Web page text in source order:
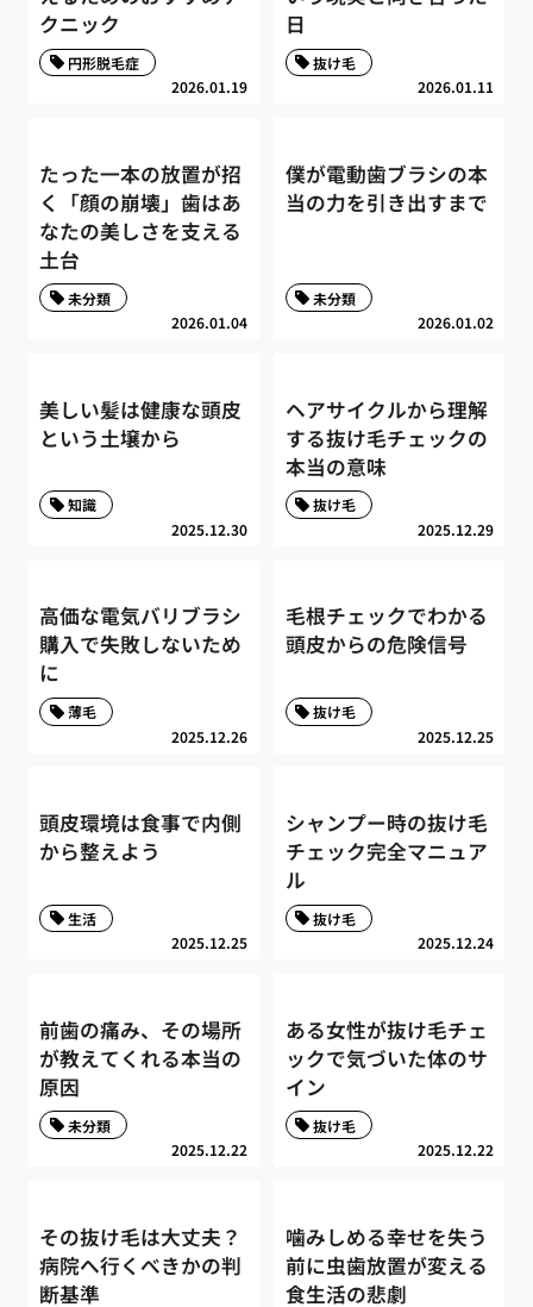
クニック
2026.01.19
円形脱毛症
日
2026.01.11
抜け毛
たった一本の放置が招
く「顔の崩壊」歯はあ
なたの美しさを支える
土台
2026.01.04
未分類
僕が電動歯ブラシの本
当の力を引き出すまで
2026.01.02
未分類
美しい髪は健康な頭皮
という土壌から
2025.12.30
知識
ヘアサイクルから理解
する抜け毛チェックの
本当の意味
2025.12.29
抜け毛
高価な電気バリブラシ
購入で失敗しないため
に
2025.12.26
薄毛
毛根チェックでわかる
頭皮からの危険信号
2025.12.25
抜け毛
頭皮環境は食事で内側
から整えよう
2025.12.25
生活
シャンプー時の抜け毛
チェック完全マニュア
ル
2025.12.24
抜け毛
前歯の痛み、その場所
が教えてくれる本当の
原因
2025.12.22
未分類
ある女性が抜け毛チェ
ックで気づいた体のサ
イン
2025.12.22
抜け毛
その抜け毛は大丈夫？
病院へ行くべきかの判
断基準
噛みしめる幸せを失う
前に虫歯放置が変える
食生活の悲劇